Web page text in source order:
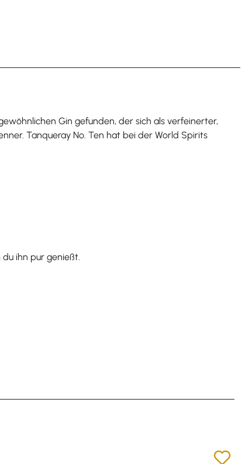
Gin gefunden, der sich als verfeinerter,
Tanqueray No. Ten hat bei der World Spirits
ihn pur genießt.